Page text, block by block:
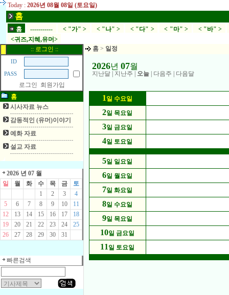
Today : 2026년 08월 08일 (토요일)
홈
홈 ----------- < "가" > < "나" > < "다" > < "마" > < "바" >
<귀즈,지혜,유머>
:: 로그인 ::
ID
PASS
로그인
회원가입
홈
시사자료 뉴스
감동적인 (유머)이야기
예화 자료
설교 자료
2026 년 07 월
일
월 화 수 목 금
토
1
2 3
4
5
6 7 8 9 10
11
12
13 14 15 16 17
18
19
20 21 22 23 24
25
26
27 28 29 30 31
빠른검색
홈 > 일정
2026년 07월
지난달 지난주 오늘 다음주 다음달
1 일 수요일
2일 목요일
3일 금요일
4일 토요일
5일 일요일
6일 월요일
7일 화요일
8일 수요일
9일 목요일
10일 금요일
11 일 토요일